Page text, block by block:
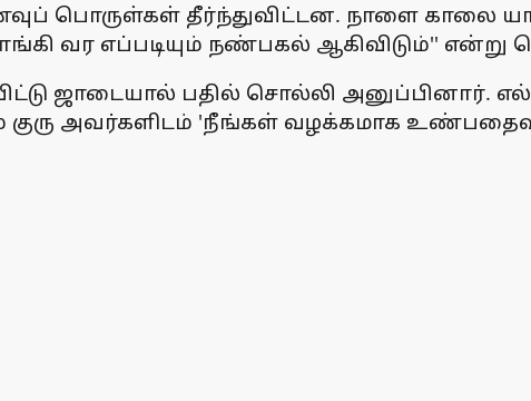
பொருள்கள் தீர்ந்துவிட்டன. நாளை காலை
வர எப்படியும் நண்பகல் ஆகிவிடும்''
ஜாடையால் பதில் சொல்லி அனுப்பினார்.
குரு அவர்களிடம் 'நீங்கள் வழக்கமாக